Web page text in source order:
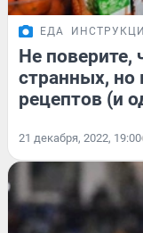
ЕДА
Не поверите,
странных, но
рецептов (и
21 декабря, 2022, 19:00